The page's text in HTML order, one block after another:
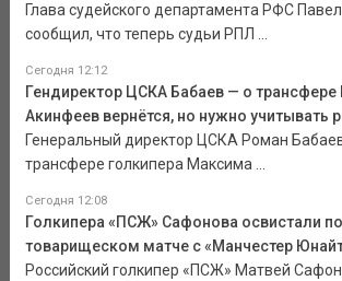
Глава судейского департамента РФС
сообщил, что теперь судьи РПЛ ...
Сегодня 12:12
Гендиректор ЦСКА Бабаев — о трансфере
Акинфеев вернётся, но нужно учитывать
Генеральный директор ЦСКА Роман
трансфере голкипера Максима ...
Сегодня 12:08
Голкипера «ПСЖ» Сафонова освистали
товарищеском матче с «Манчестер
Российский голкипер «ПСЖ» Матвей